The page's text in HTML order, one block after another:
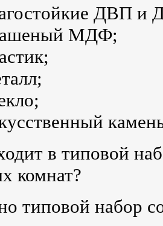
ДВП и
МДФ;
в типовой
комнат?
типовой набор